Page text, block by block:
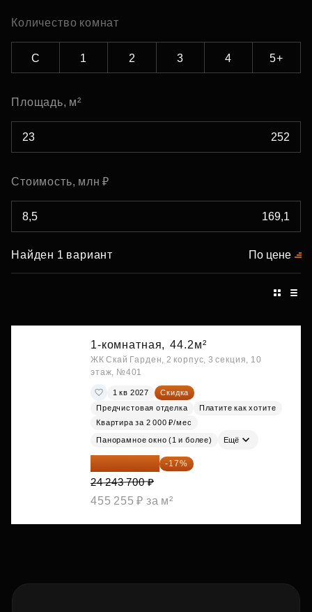
Количество комнат
С 1 2 3 4 5+
Площадь, м²
Стоимость, млн ₽
Найден 1 вариант По цене
1-комнатная, 44.2м²
ЖК Скай Гарден, 2 корпус, 3 секция, 10
этаж, №401
1 кв 2027
Скидка
Предчистовая отделка
Платите как хотите
Квартира за 2 000 ₽/мес
Панорамное окно (1 и более) Ещё
20 122 271 ₽ -17%
24 243 700 ₽
455 255 ₽ за м²